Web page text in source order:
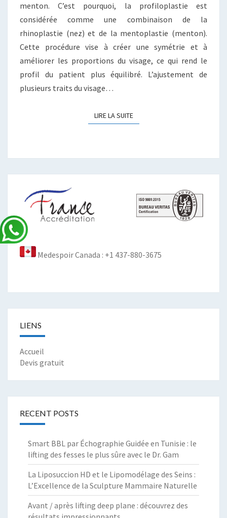
menton. C’est pourquoi, la profiloplastie est
considérée comme une combinaison de la
rhinoplastie (nez) et de la mentoplastie (menton).
Cette procédure vise à créer une symétrie et à
améliorer les proportions du visage, ce qui rend le
profil du patient plus équilibré. L’ajustement de
plusieurs traits du visage…
LIRE LA SUITELIRE LA SUITE
Medespoir Canada : +1 437-880-3675
LIENS
Accueil
Devis gratuit
RECENT POSTS
Smart BBL par Échographie Guidée en Tunisie : le
lifting des fesses le plus sûre avec le Dr. Gam
La Liposuccion HD et le Lipomodélage des Seins :
L’Excellence de la Sculpture Mammaire Naturelle
Avant / après lifting deep plane : découvrez des